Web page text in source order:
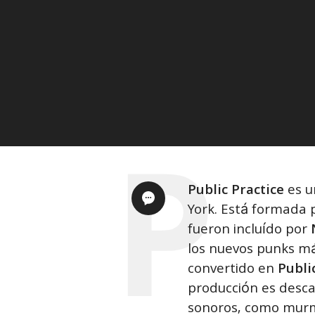
Public Practice es
York. Está
fueron incluído por
los nuevos punks
convertido en
producción es
sonoros, como